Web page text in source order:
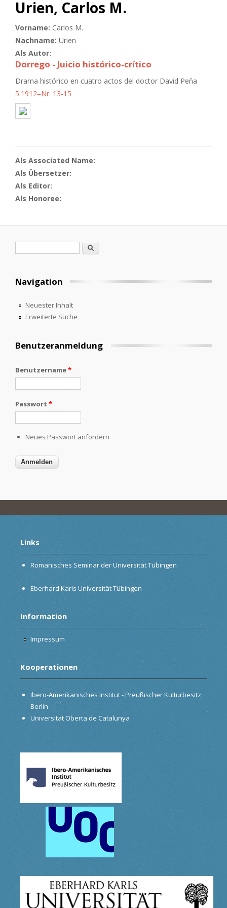
Urien, Carlos M.
Vorname: Carlos M.
Nachname: Urien
Als Autor:
Dorrego - Juicio histórico-crítico
Drama histórico en cuatro actos del doctor David Peña
5.1912=Nr. 13-15
Als Associated Name:
Als Übersetzer:
Als Editor:
Als Honoree:
Suche
Navigation
Neuester Inhalt
Erweiterte Suche
Benutzeranmeldung
Benutzername*
Passwort *
Neues Passwort anfordern
Links
Romanisches Seminar der Universität Tübingen
Eberhard Karls Universität Tübingen
Information
Impressum
Kooperationen
Ibero-Amerikanisches Institut - Preußischer Kulturbesitz,
Berlin
Universitat Oberta de Catalunya